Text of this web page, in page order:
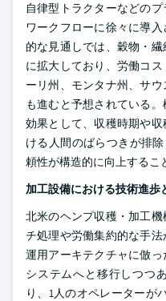
自律型トラクターなどの
ワークフローに徐々に導
的な見通しでは、穀物・
に拡大しており、労働コ
ーリ州、モンタナ州、サ
も進むと予想されている
効果として、収穫時期や
ける人間のばらつきが排
頼性が構造的に向上するこ
加工設備における技術進歩
北米のヘンプ収穫・加工
チ処理や労働集約的な手
運用アーキテクチャに倣
システムへと移行しつつ
り、1人のオペレーターが